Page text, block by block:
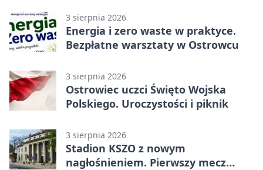
3 sierpnia 2026
Energia i zero waste w praktyce.
Bezpłatne warsztaty w Ostrowcu
3 sierpnia 2026
Ostrowiec uczci Święto Wojska
Polskiego. Uroczystości i piknik
3 sierpnia 2026
Stadion KSZO z nowym
nagłośnieniem. Pierwszy mecz